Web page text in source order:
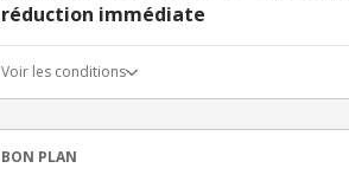
réduction immédiate
Voir les conditions
BON PLAN